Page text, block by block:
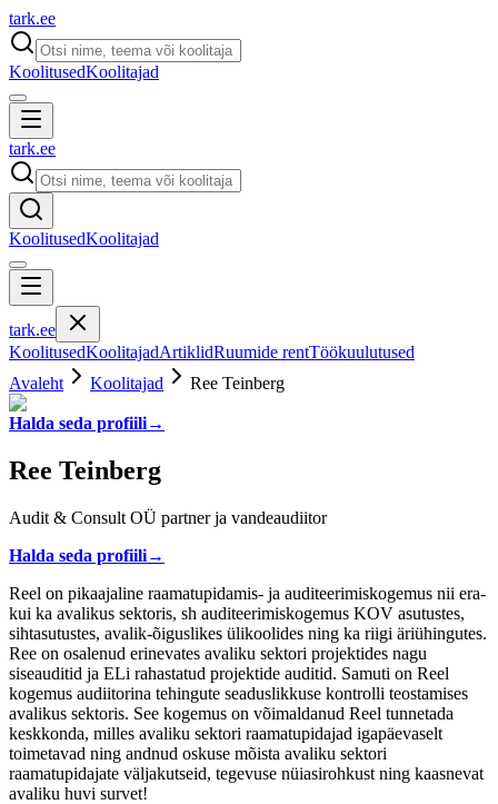
tark.ee
KoolitusedKoolitajad
tark.ee
KoolitusedKoolitajad
tark.ee
KoolitusedKoolitajadArtiklidRuumide rentTöökuulutused
Avaleht
Koolitajad Ree Teinberg
Halda seda profiili→
Ree Teinberg
Audit & Consult OÜ partner ja vandeaudiitor
Halda seda profiili→
Reel on pikaajaline raamatupidamis- ja auditeerimiskogemus nii era-
kui ka avalikus sektoris, sh auditeerimiskogemus KOV asutustes,
sihtasutustes, avalik-õiguslikes ülikoolides ning ka riigi äriühingutes.
Ree on osalenud erinevates avaliku sektori projektides nagu
siseauditid ja ELi rahastatud projektide auditid. Samuti on Reel
kogemus audiitorina tehingute seaduslikkuse kontrolli teostamises
avalikus sektoris. See kogemus on võimaldanud Reel tunnetada
keskkonda, milles avaliku sektori raamatupidajad igapäevaselt
toimetavad ning andnud oskuse mõista avaliku sektori
raamatupidajate väljakutseid, tegevuse nüiasirohkust ning kaasnevat
avaliku huvi survet!